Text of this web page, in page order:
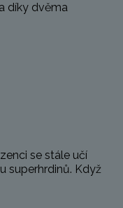
díky dvěma
se stále učí
superhrdinů. Když